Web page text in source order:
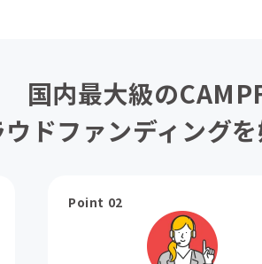
国内最大級の
ドファンディング
Point 02